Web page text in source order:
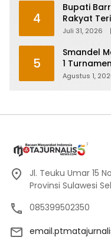
4
Bupati
Rakyat
Kunci
Juli 31, 2026
5
Smandel
1
Agustus 1,
Jl. Teuku Umar 15
Provinsi Sulawesi
085399502350